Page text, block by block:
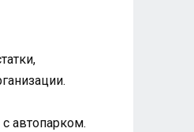
автопарком.